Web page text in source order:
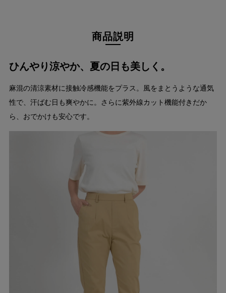
商品説明
ひんやり涼やか、夏の日も美しく。
麻混の清涼素材に接触冷感機能をプラス。風をまとうような通気
性で、汗ばむ日も爽やかに。さらに紫外線カット機能付きだか
ら、おでかけも安心です。